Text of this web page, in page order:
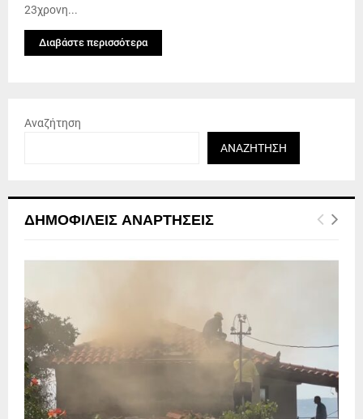
23χρονη...
Διαβάστε περισσότερα
Αναζήτηση
ΑΝΑΖΉΤΗΣΗ
ΔΗΜΟΦΙΛΕΊΣ ΑΝΑΡΤΉΣΕΙΣ